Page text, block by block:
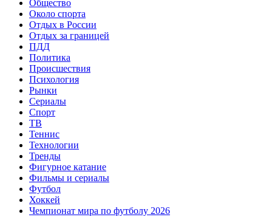
Общество
Около спорта
Отдых в России
Отдых за границей
ПДД
Политика
Происшествия
Психология
Рынки
Сериалы
Спорт
ТВ
Теннис
Технологии
Тренды
Фигурное катание
Фильмы и сериалы
Футбол
Хоккей
Чемпионат мира по футболу 2026